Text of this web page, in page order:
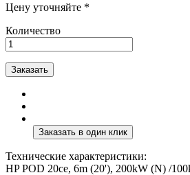
Цену уточняйте *
Количество
Заказать
Технические характеристики:
HP POD 20ce, 6m (20'), 200kW (N) /